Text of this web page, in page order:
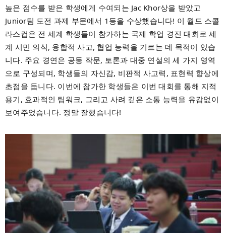
높은 점수를 받은 학생에게 수여되는 Jac Khor상을 받았고
Junior팀 도전 과제 부문에서 1등을 수상했습니다! 이 월드 스콜
라스컵은 전 세계 학생들이 참가하는 국제 학업 경진 대회로 세
계 시민 의식, 융합적 사고, 협업 능력을 기르는 데 목적이 있습
니다. 주요 경연은 공동 작문, 토론과 대중 연설의 세 가지 영역
으로 구성되며, 학생들의 자신감, 비판적 사고력, 표현력 향상에
초점을 둡니다. 이번에 참가한 학생들은 이번 대회를 통해 지적
용기, 효과적인 팀워크, 그리고 사려 깊은 소통 능력을 유감없이
보여주었습니다. 정말 잘했습니다!